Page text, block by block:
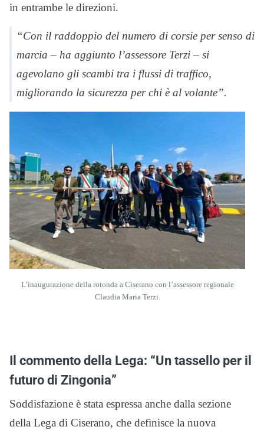
in entrambe le direzioni.
“Con il raddoppio del numero di corsie per senso di
marcia – ha aggiunto l’assessore Terzi – si
agevolano gli scambi tra i flussi di traffico,
migliorando la sicurezza per chi è al volante”.
L’inaugurazione della rotonda a Ciserano con l’assessore regionale
Claudia Maria Terzi.
Il commento della Lega: “Un tassello per il
futuro di Zingonia”
Soddisfazione è stata espressa anche dalla sezione
della Lega di Ciserano, che definisce la nuova